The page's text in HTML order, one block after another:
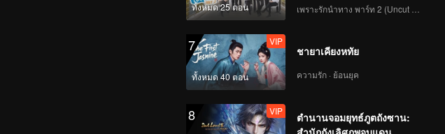
ทั้งหมด 25 ตอน
7
ทั้งหมด 40 ตอน
VIP
ชายาเคียงหทัย
ความรัก · ย้อนยุค
8 VIP
ตำนานจอมยุทธ์ภูตถังซาน: